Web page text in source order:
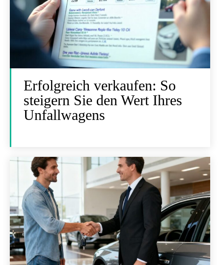
Erfolgreich verkaufen: So
steigern Sie den Wert Ihres
Unfallwagens